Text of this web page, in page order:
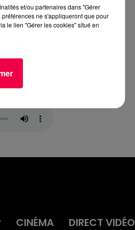
CINÉMA DIRECT VIDÉO
et/ou partenaires dans "Gérer
ne s'appliqueront que pour
le lien "Gérer les cookies" situé en